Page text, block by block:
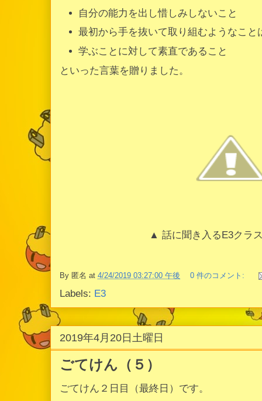
自分の能力を出し惜しみしないこと
最初から手を抜いて取り組むようなこと
学ぶことに対して素直であること
といった言葉を贈りました。
▲ 話に聞き入るE3クラ
By 匿名 at 4/24/2019 03:27:00 午後 0 件のコメント:
Labels: E3
2019年4月20日土曜日
ごてけん（５）
ごてけん２日目（最終日）です。